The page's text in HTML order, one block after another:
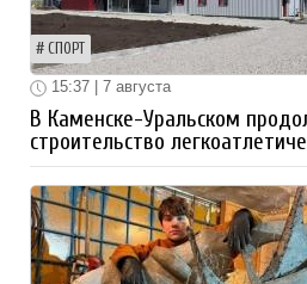
СПОРТ
15:37 | 7 августа
В Каменске-Уральском
строительство